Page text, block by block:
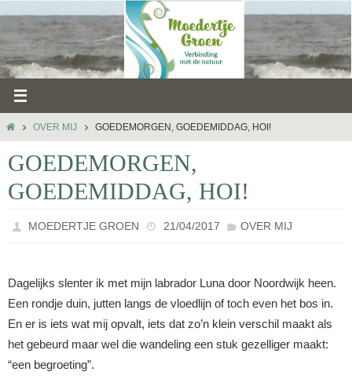
naar
inhoud
HOMEOVER MIJ GOEDEMORGEN, GOEDEMIDDAG, HOI!
GOEDEMORGEN,
GOEDEMIDDAG, HOI!
MOEDERTJE GROEN 21/04/2017 OVER MIJ
Dagelijks slenter ik met mijn labrador Luna door Noordwijk heen.
Een rondje duin, jutten langs de vloedlijn of toch even het bos in.
En er is iets wat mij opvalt, iets dat zo’n klein verschil maakt als
het gebeurd maar wel die wandeling een stuk gezelliger maakt:
“een begroeting”.